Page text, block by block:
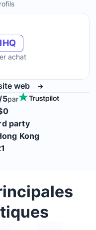
achat
web
5par
party
Kong